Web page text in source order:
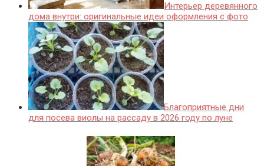
Интерьер деревянного
дома внутри: оригинальные идеи оформления с фото
Благоприятные дни
для посева виолы на рассаду в 2026 году по луне